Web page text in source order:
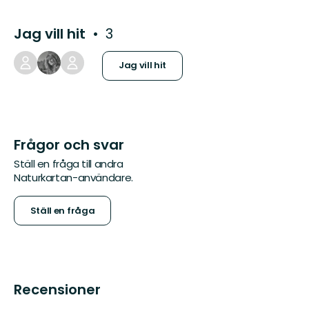
Jag vill hit 3
Jag vill hit
Frågor och svar
Ställ en fråga till andra
Naturkartan-användare.
Ställ en fråga
Recensioner